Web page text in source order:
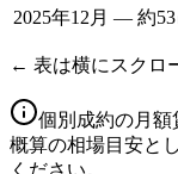
2025年12月 — 約
← 表は横にスクロ
個別成約の月額
概算の相場目安と